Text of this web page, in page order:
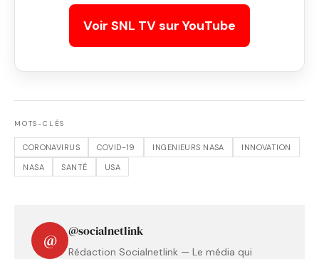
Voir SNL TV sur YouTube
MOTS-CLÉS
CORONAVIRUS COVID-19 INGENIEURS NASA
INNOVATION
NASA
SANTÉ USA
@ @socialnetlink
Rédaction Socialnetlink — Le média qui